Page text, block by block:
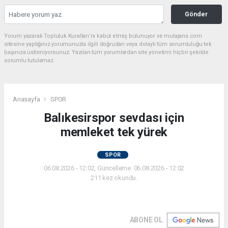
Gönder
Yorum yazarak Topluluk Kuralları’nı kabul etmiş bulunuyor ve mutajans.com
sitesine yaptığınız yorumunuzla ilgili doğrudan veya dolaylı tüm sorumluluğu tek
başınıza üstleniyorsunuz. Yazılan tüm yorumlardan site yönetimi hiçbir şekilde
sorumlu tutulamaz.
Anasayfa SPOR
Balıkesirspor sevdası için
memleket tek yürek
SPOR
06.08.2026 - 12:02, Güncelleme: 06.08.2026 - 12:02
211 kez okundu.
ABONE OL